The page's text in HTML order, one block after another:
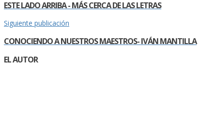
ESTE LADO ARRIBA - MÁS CERCA DE LAS LETRAS
Siguiente publicación
CONOCIENDO A NUESTROS MAESTROS- IVÁN MANTILLA
EL AUTOR